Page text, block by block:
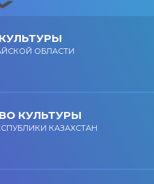
ОБЛАСТИ
КУЛЬТУРЫ
КАЗАХСТАН